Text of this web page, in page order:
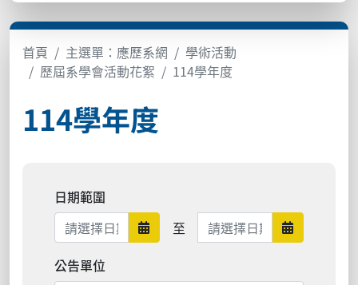
首頁 主選單：應歷系網
學術活動
歷屆系學會活動花絮
114學年度
114學年度
日期範圍
日期範圍開始
至 日期範圍結束
日期範圍結束
公告單位